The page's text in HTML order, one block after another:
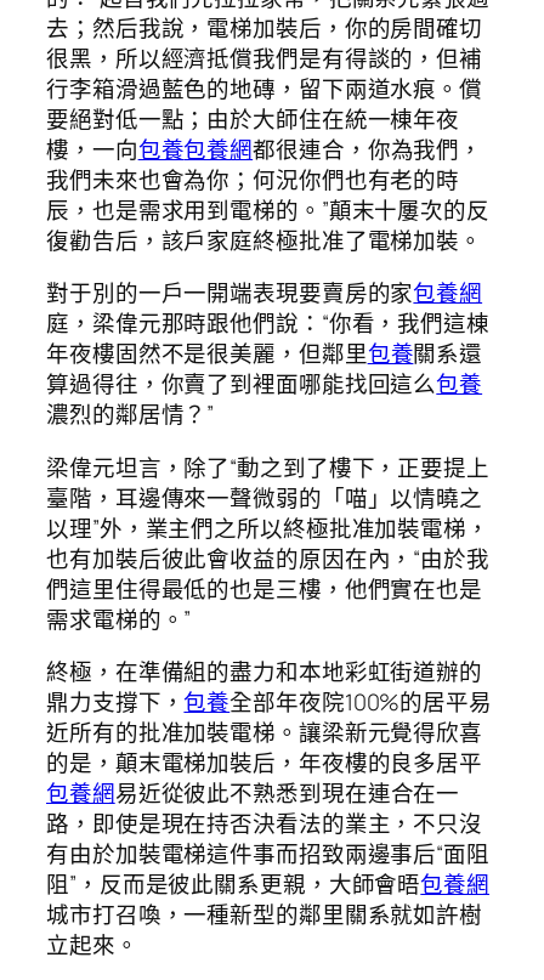
去；然后我說，電梯加裝后，你的房間確切
很黑，所以經濟抵償我們是有得談的，但補
行李箱滑過藍色的地磚，留下兩道水痕。償
要絕對低一點；由於大師住在統一棟年夜
樓，一向包養包養網都很連合，你為我們，
我們未來也會為你；何況你們也有老的時
辰，也是需求用到電梯的。”顛末十屢次的反
復勸告后，該戶家庭終極批准了電梯加裝。
對于別的一戶一開端表現要賣房的家包養網
庭，梁偉元那時跟他們說：“你看，我們這棟
年夜樓固然不是很美麗，但鄰里包養關系還
算過得往，你賣了到裡面哪能找回這么包養
濃烈的鄰居情？”
梁偉元坦言，除了“動之到了樓下，正要提上
臺階，耳邊傳來一聲微弱的「喵」以情曉之
以理”外，業主們之所以終極批准加裝電梯，
也有加裝后彼此會收益的原因在內，“由於我
們這里住得最低的也是三樓，他們實在也是
需求電梯的。”
終極，在準備組的盡力和本地彩虹街道辦的
鼎力支撐下，包養全部年夜院100%的居平易
近所有的批准加裝電梯。讓梁新元覺得欣喜
的是，顛末電梯加裝后，年夜樓的良多居平
包養網易近從彼此不熟悉到現在連合在一
路，即使是現在持否決看法的業主，不只沒
有由於加裝電梯這件事而招致兩邊事后“面阻
阻”，反而是彼此關系更親，大師會晤包養網
城市打召喚，一種新型的鄰里關系就如許樹
立起來。